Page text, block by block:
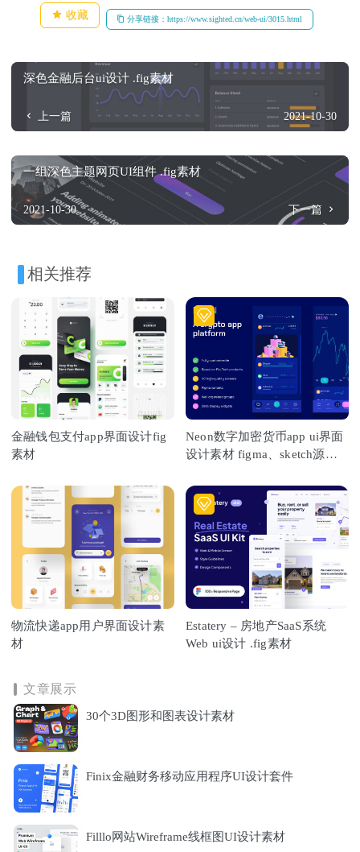
收藏 分享链接：https://www.sighted.cn/web-ui/3015.html
深色金融后台ui设计 .fig素材
上一篇 2021-10-30
一组深色主题网页UI组件 .fig素材
2021-10-30 下一篇
相关推荐
金融钱包支付app界面设计fig
素材
Neon数字加密货币app ui界面
设计素材 figma、sketch源文
物流快递app用户界面设计素
材
Estatery – 房地产SaaS系统
Web ui设计 .fig素材
文章展示
30个3D图形和图表设计素材
Finix金融财务移动应用程序UI设计套件
Filllo网站Wireframe线框图UI设计素材